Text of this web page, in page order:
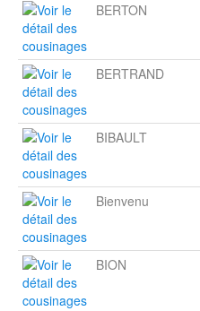
BERTON
BERTRAND
BIBAULT
Bienvenu
BION